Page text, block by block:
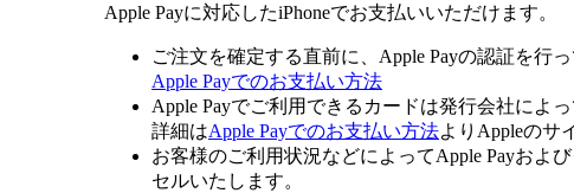
Apple Payに対応したiPhoneでお支払いいただけます。
ご注文を確定する直前に、Apple Payの認証を行っ
Apple Payでのお支払い方法
Apple Payでご利用できるカードは発行会社によっ
詳細はApple Payでのお支払い方法よりAppleのサ
お客様のご利用状況などによってApple Payおよ
セルいたします。